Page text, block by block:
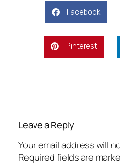
Facebook
Pinterest
Leave a Reply
Your email address will
Required fields are